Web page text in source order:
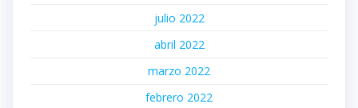
julio 2022
abril 2022
marzo 2022
febrero 2022